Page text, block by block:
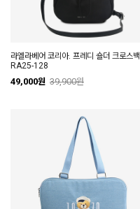
라엘라베어 코리아. 프레디 숄더 크로스백.
RA25-128
49,000원 39,900원